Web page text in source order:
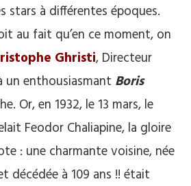
stars à différentes époques.
au fait qu’en ce moment, on
Ghristi, Directeur
un enthousiasmant Boris
Or, en 1932, le 13 mars, le
Feodor Chaliapine, la gloire
: une charmante voisine, née
décédée à 109 ans !! était